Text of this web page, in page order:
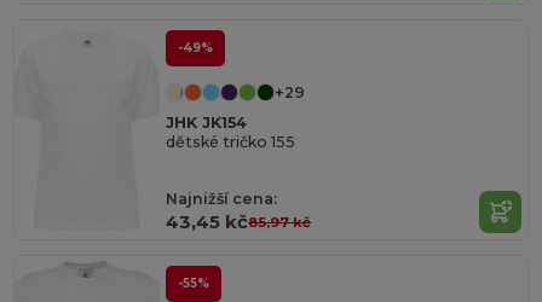
-49%
+29
JHK JK154
dětské tričko 155
Najnižší cena:
43,45 kč85,97 kč
-55%